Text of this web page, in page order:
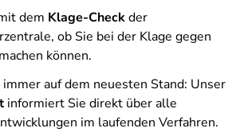
dem Klage-Checkder
ob Sie bei der Klage gegen
können.
auf dem neuesten Stand: Unser
informiert Sie direkt über alle
im laufenden Verfahren.